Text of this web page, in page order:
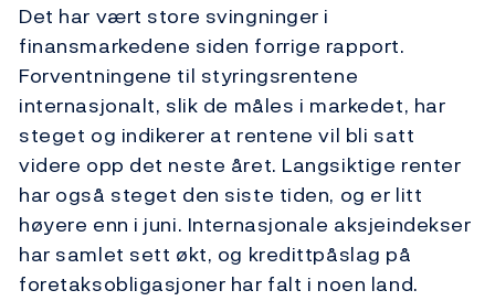
Det har vært store svingninger i
finansmarkedene siden forrige rapport.
Forventningene til styringsrentene
internasjonalt, slik de måles i markedet, har
steget og indikerer at rentene vil bli satt
videre opp det neste året. Langsiktige renter
har også steget den siste tiden, og er litt
høyere enn i juni. Internasjonale aksjeindekser
har samlet sett økt, og kredittpåslag på
foretaksobligasjoner har falt i noen land.